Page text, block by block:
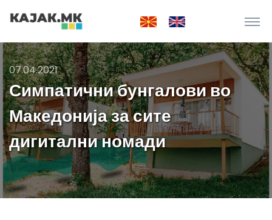
07.04.2021
Симпатични бунгалови во
Македонија за сите
дигитални номади